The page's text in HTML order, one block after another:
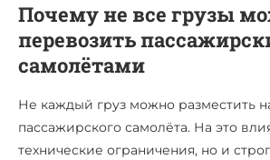
Почему не все грузы
перевозить
самолётами
Не каждый груз можно разместить
пассажирского самолёта. На это
технические ограничения, но и